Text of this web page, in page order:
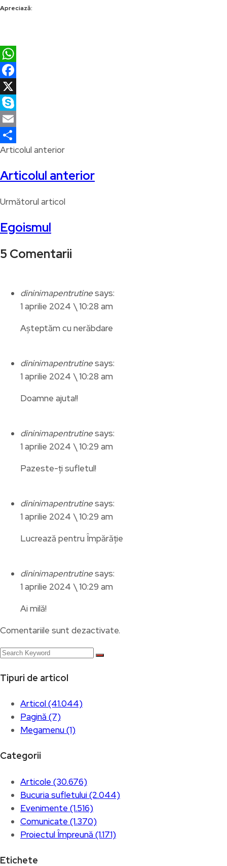
Apreciază:
WhatsApp
Facebook
X
Skype
Email
Partajează
Articolul anterior
Articolul anterior
Următorul articol
Egoismul
5 Comentarii
dininimapentrutinesays:
1 aprilie 2024 \ 10:28 am
Așteptăm cu nerăbdare
dininimapentrutinesays:
1 aprilie 2024 \ 10:28 am
Doamne ajuta!!
dininimapentrutinesays:
1 aprilie 2024 \ 10:29 am
Pazeste-ți sufletul!
dininimapentrutinesays:
1 aprilie 2024 \ 10:29 am
Lucrează pentru Împărăție
dininimapentrutinesays:
1 aprilie 2024 \ 10:29 am
Ai milă!
Comentariile sunt dezactivate.
Tipuri de articol
Articol (41.044)
Pagină (7)
Megamenu (1)
Categorii
Articole (30.676)
Bucuria sufletului (2.044)
Evenimente (1.516)
Comunicate (1.370)
Proiectul Împreună (1.171)
Etichete